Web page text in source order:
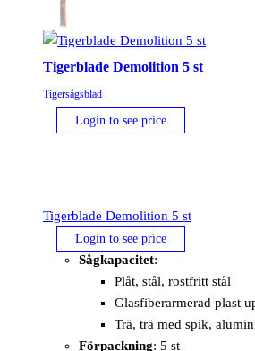
Tigerblade Demolition 5 st
Tigersågsblad
Login to see price
Tigerblade Demolition 5 st
Login to see price
Sågkapacitet:
Plåt, stål, rostfritt stål
Glasfiberarmerad plast
Trä, trä med spik,
Förpackning: 5 st